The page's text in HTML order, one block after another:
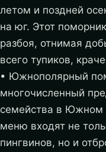
летом и поздней
на юг. Этот
разбоя, отнимая
всего тупиков,
• Южнополярный
многочисленный
семейства в Южном
меню входят не
пингвинов, но и